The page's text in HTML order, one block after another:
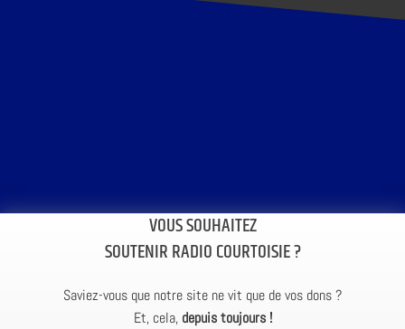
VOUS SOUHAITEZ
SOUTENIR RADIO COURTOISIE ?
Saviez-vous que notre site ne vit que de vos dons ?
Et, cela, depuis toujours !